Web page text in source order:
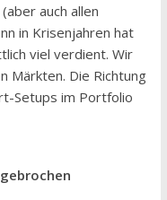
(aber auch allen
in Krisenjahren hat
viel verdient. Wir
Märkten. Die Richtung
Setups im Portfolio